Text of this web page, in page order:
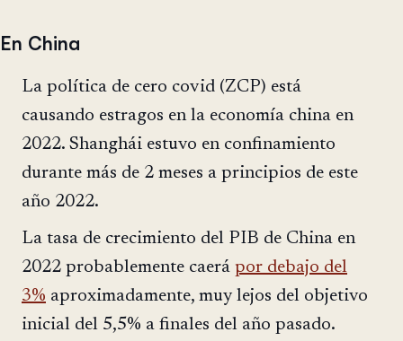
En China
La política de cero covid (ZCP) está
causando estragos en la economía china en
2022. Shanghái estuvo en confinamiento
durante más de 2 meses a principios de este
año 2022.
La tasa de crecimiento del PIB de China en
2022 probablemente caerá por debajo del
3% aproximadamente, muy lejos del objetivo
inicial del 5,5% a finales del año pasado.